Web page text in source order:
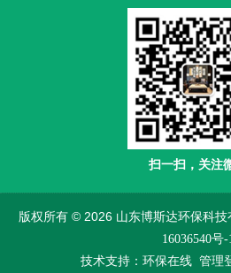
扫一扫，关注
版权所有 © 2026 山东博斯达环保科技
16036540号-
技术支持： 环保在线 管理